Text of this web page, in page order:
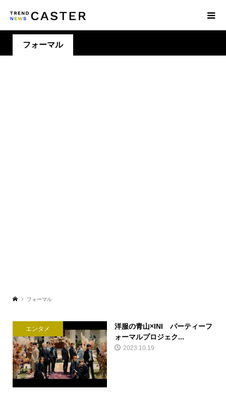
フォーマル
フォーマル
エンタメ
洋服の青山×INI パーティーフ
ォーマルプロジェク...
2023.10.19